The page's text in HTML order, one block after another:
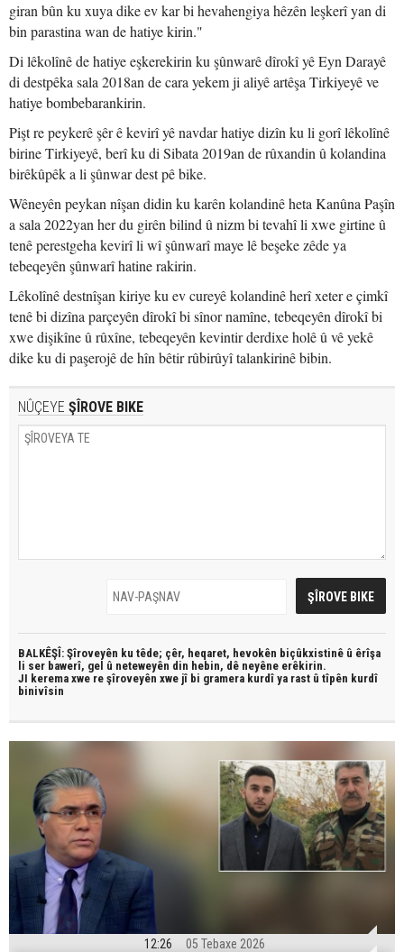
giran bûn ku xuya dike ev kar bi hevahengiya hêzên leşkerî yan di
bin parastina wan de hatiye kirin."
Di lêkolînê de hatiye eşkerekirin ku şûnwarê dîrokî yê Eyn Darayê
di destpêka sala 2018an de cara yekem ji aliyê artêşa Tirkiyeyê ve
hatiye bombebarankirin.
Pişt re peykerê şêr ê kevirî yê navdar hatiye dizîn ku li gorî lêkolînê
birine Tirkiyeyê, berî ku di Sibata 2019an de rûxandin û kolandina
birêkûpêk a li şûnwar dest pê bike.
Wêneyên peykan nîşan didin ku karên kolandinê heta Kanûna Paşîn
a sala 2022yan her du girên bilind û nizm bi tevahî li xwe girtine û
tenê perestgeha kevirî li wî şûnwarî maye lê beşeke zêde ya
tebeqeyên şûnwarî hatine rakirin.
Lêkolînê destnîşan kiriye ku ev cureyê kolandinê herî xeter e çimkî
tenê bi dizîna parçeyên dîrokî bi sînor namîne, tebeqeyên dîrokî bi
xwe dişikîne û rûxîne, tebeqeyên kevintir derdixe holê û vê yekê
dike ku di paşerojê de hîn bêtir rûbirûyî talankirinê bibin.
NÛÇEYE ŞÎROVE BIKE
BALKÊŞÎ: Şîroveyên ku têde; çêr, heqaret, hevokên biçûkxistinê û êrîşa
li ser bawerî, gel û neteweyên din hebin, dê neyêne erêkirin.
JI kerema xwe re şîroveyên xwe jî bi gramera kurdî ya rast û tîpên kurdî
binivîsin
12:26 05 Tebaxe 2026